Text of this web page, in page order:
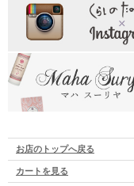
お店のトップへ戻る
カートを見る